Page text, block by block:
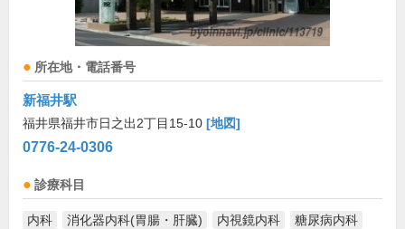
所在地・電話番号
新福井駅
福井県福井市日之出2丁目15-10 [地図]
0776-24-0306
診療科目
内科 消化器内科(胃腸・肝臓) 内視鏡内科
糖尿病内科